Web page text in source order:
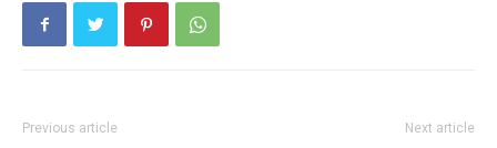
Previous article Next article